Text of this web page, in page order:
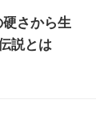
さから生
説とは